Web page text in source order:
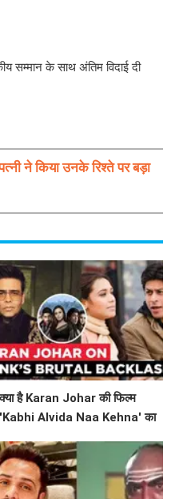
सम्मान के साथ अंतिम विदाई दी
ने किया उनके रिश्ते पर बड़ा
क्या है Karan Johar की फिल्म
'Kabhi Alvida Naa Kehna' का